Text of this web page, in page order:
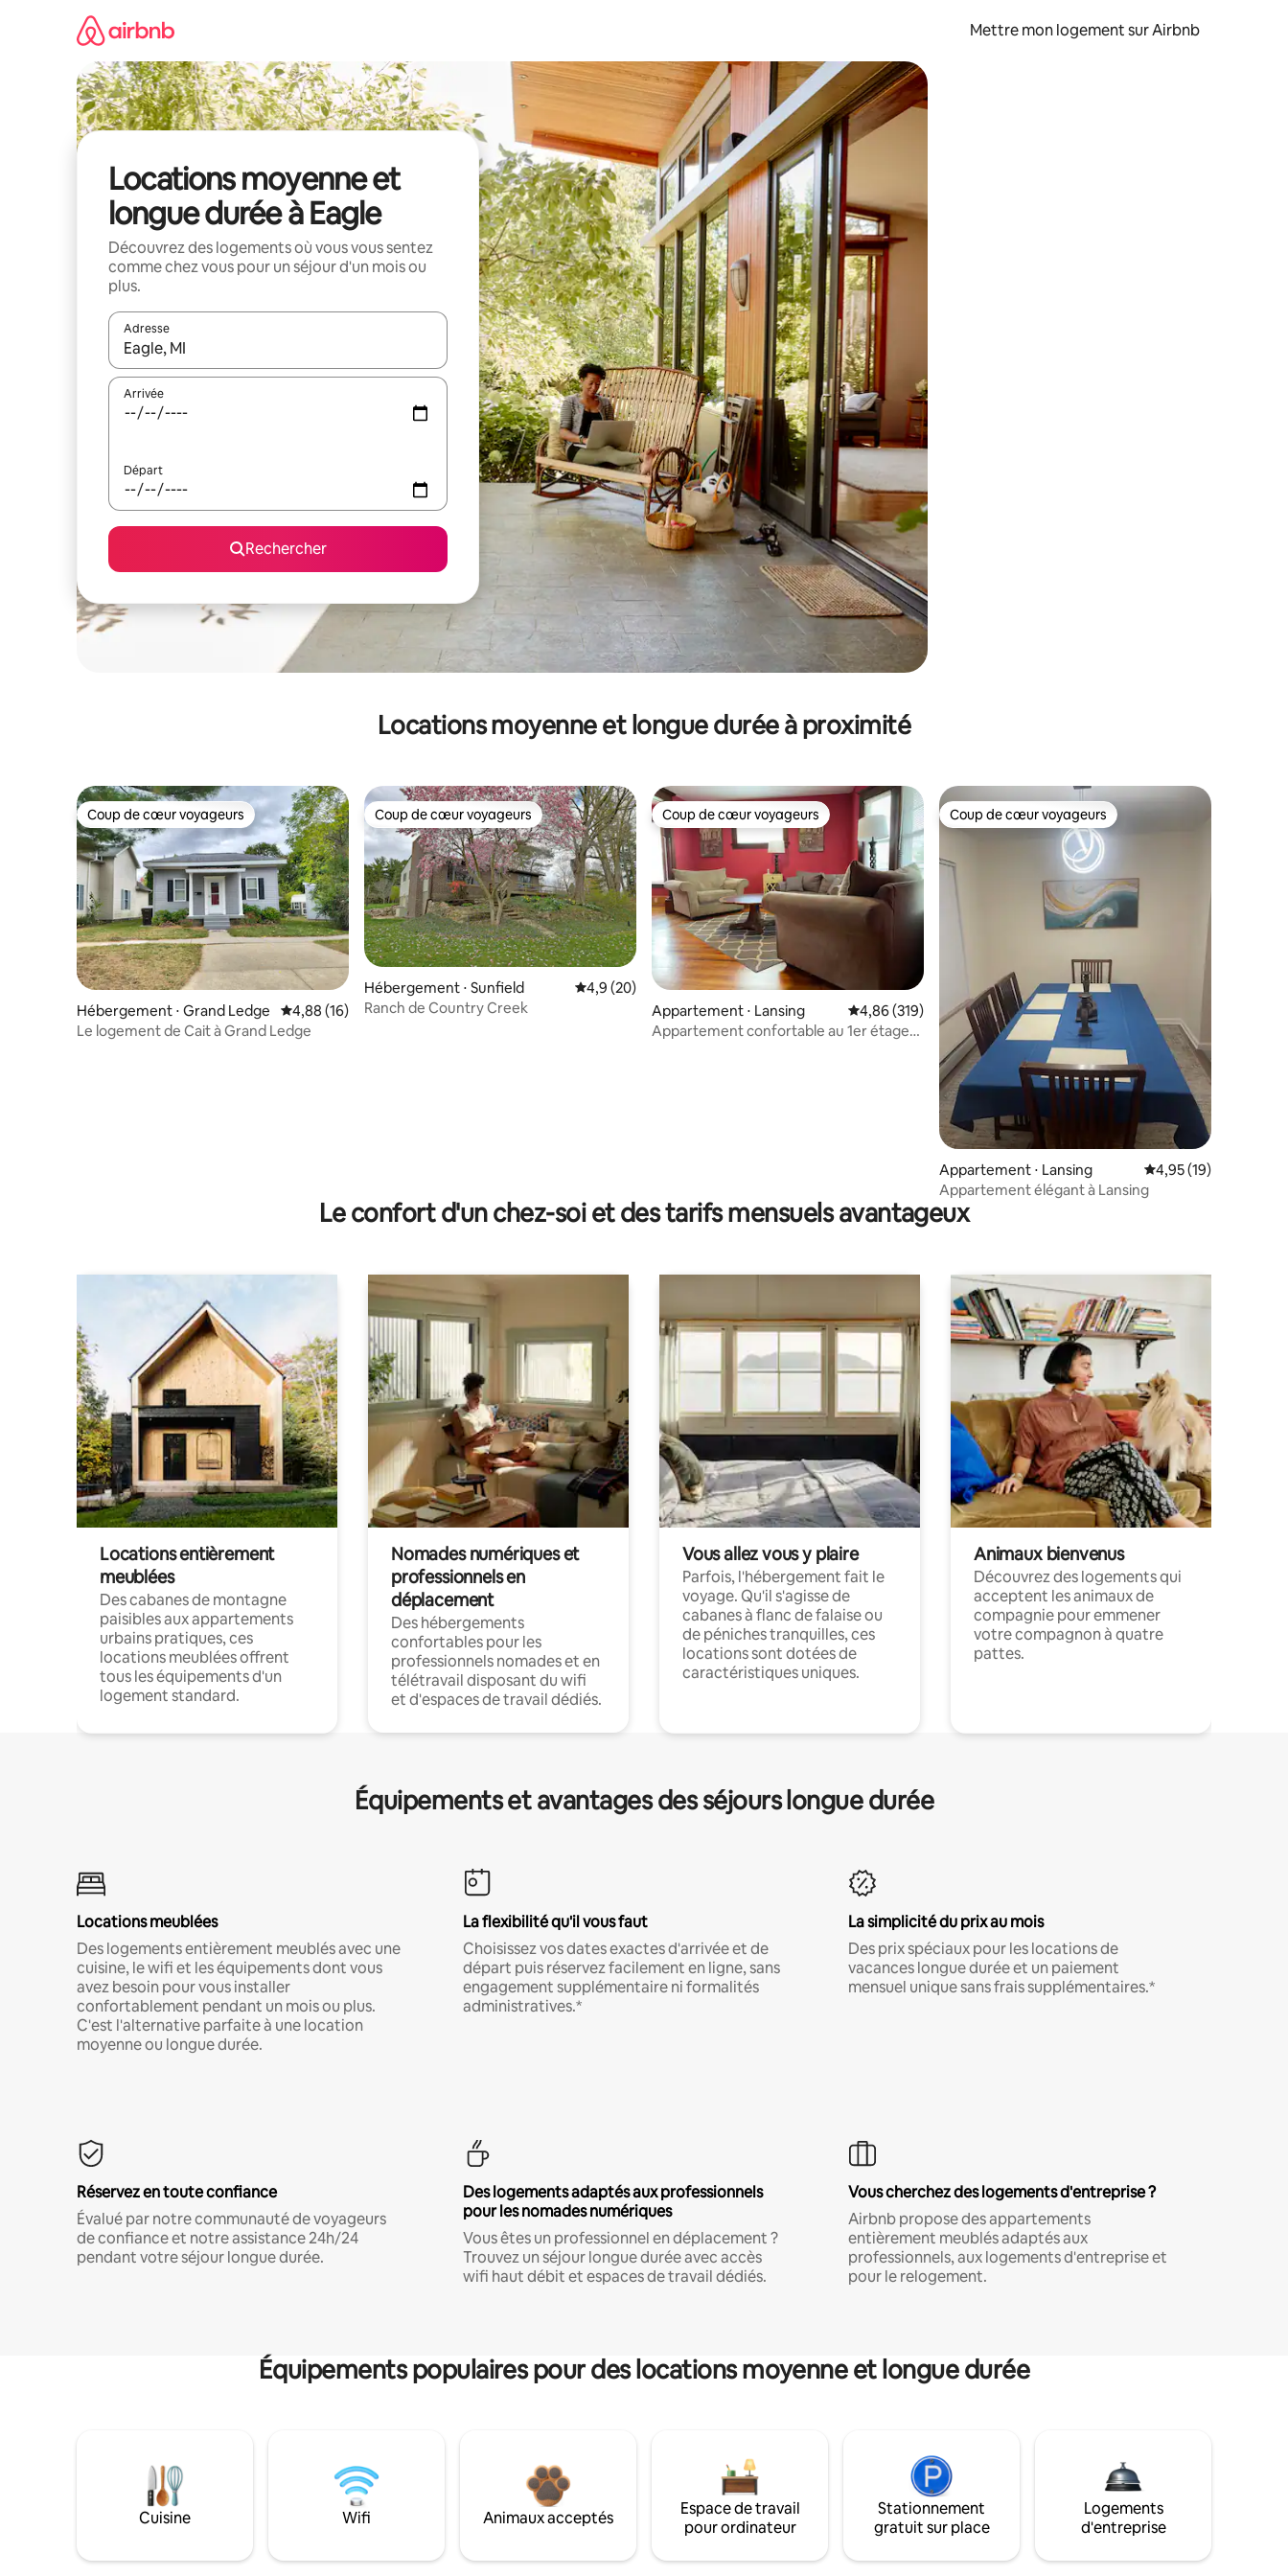
Mettre mon logement sur Airbnb
Locations moyenne et
longue durée à Eagle
Découvrez des logements où vous vous sentez
comme chez vous pour un séjour d'un mois ou
plus.
Adresse
Lorsque les résultats s'affichent, utilisez les flèches vers le haut et vers le bas pour les parcourir ou en appuyant et en faisant glisser.
Arrivée
Départ
Rechercher
Locations moyenne et longue durée à proximité
Coup de cœur voyageurs
Coup de cœur voyageurs
Hébergement ⋅ Grand Ledge Évaluation moyenne sur la base de 16 commentaires : 4,88 sur 5
4,88 (16)
Le logement de Cait à Grand Ledge
Coup de cœur voyageurs
Coup de cœur voyageurs
Hébergement ⋅ Sunfield Évaluation moyenne sur la base de 20 commentaires : 4,9 sur 5
4,9 (20)
Ranch de Country Creek
Coup de cœur voyageurs
Coup de cœur voyageurs
Appartement ⋅ Lansing Évaluation moyenne sur la base de 319 commentaires : 4,86 sur 5
4,86 (319)
Appartement confortable au 1er étage
Coup de cœur voyageurs
Coup de cœur voyageurs
Appartement ⋅ Lansing Évaluation moyenne
4,95 (19)
Appartement élégant à Lansing
Le confort d'un chez-soi et des tarifs mensuels avantageux
Locations entièrement
meublées
Des cabanes de montagne
paisibles aux appartements
urbains pratiques, ces
locations meublées offrent
tous les équipements d'un
logement standard.
Nomades numériques et
professionnels en
déplacement
Des hébergements
confortables pour les
professionnels nomades et en
télétravail disposant du wifi
et d'espaces de travail dédiés.
Vous allez vous y plaire
Parfois, l'hébergement fait le
voyage. Qu'il s'agisse de
cabanes à flanc de falaise ou
de péniches tranquilles, ces
locations sont dotées de
caractéristiques uniques.
Animaux bienvenus
Découvrez des logements qui
acceptent les animaux de
compagnie pour emmener
votre compagnon à quatre
pattes.
Équipements et avantages des séjours longue durée
Locations meublées
Des logements entièrement meublés avec une
cuisine, le wifi et les équipements dont vous
avez besoin pour vous installer
confortablement pendant un mois ou plus.
C'est l'alternative parfaite à une location
moyenne ou longue durée.
La flexibilité qu'il vous faut
Choisissez vos dates exactes d'arrivée et de
départ puis réservez facilement en ligne, sans
engagement supplémentaire ni formalités
administratives.*
La simplicité du prix au mois
Des prix spéciaux pour les locations de
vacances longue durée et un paiement
mensuel unique sans frais supplémentaires.*
Réservez en toute confiance
Évalué par notre communauté de voyageurs
de confiance et notre assistance 24h/24
pendant votre séjour longue durée.
Des logements adaptés aux professionnels
pour les nomades numériques
Vous êtes un professionnel en déplacement ?
Trouvez un séjour longue durée avec accès
wifi haut débit et espaces de travail dédiés.
Vous cherchez des logements d'entreprise ?
Airbnb propose des appartements
entièrement meublés adaptés aux
professionnels, aux logements d'entreprise et
pour le relogement.
Équipements populaires pour des locations moyenne et longue durée
Cuisine Wifi Animaux acceptés
Espace de travail
pour ordinateur
Stationnement
gratuit sur place
Logements
d'entreprise